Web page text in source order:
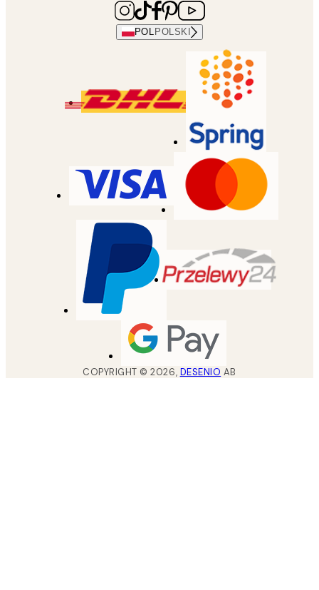
POL POLSKI
COPYRIGHT ©2026, DESENIO AB